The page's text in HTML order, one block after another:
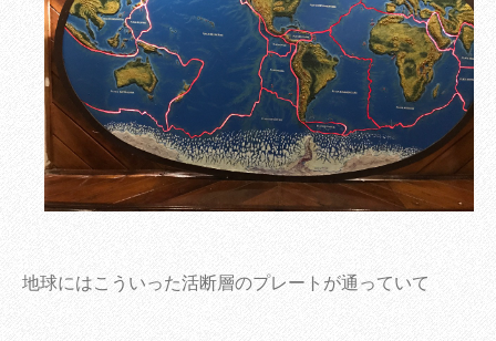
地球にはこういった活断層のプレートが通っていて